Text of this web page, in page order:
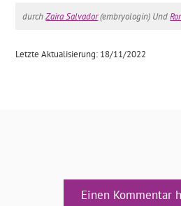
durchZaira Salvador(embryologin) Und
Letzte Aktualisierung: 18/11/2022
Einen Kommentar